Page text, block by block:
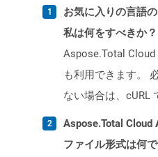
お気に入りの言語
私は何をすべきか？
Aspose.Total
も利用できます。
ない場合は、cURL
Aspose.Total Cloud
ファイル形式は何